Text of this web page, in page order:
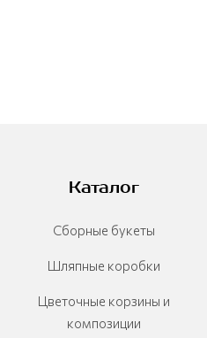
Каталог
Сборные букеты
Шляпные коробки
Цветочные корзины и
композиции